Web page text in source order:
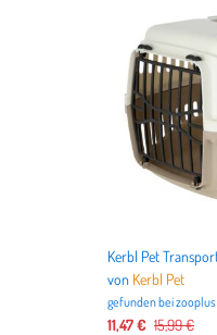
von Kerbl Pet
gefunden beizooplus
11,47 € 15,99 €